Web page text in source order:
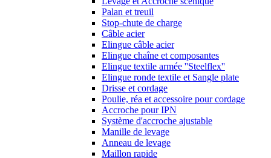
Palan et treuil
Stop-chute de charge
Câble acier
Elingue câble acier
Elingue chaîne et composantes
Elingue textile armée ''Steelflex''
Elingue ronde textile et Sangle plate
Drisse et cordage
Poulie, réa et accessoire pour cordage
Accroche pour IPN
Système d'accroche ajustable
Manille de levage
Anneau de levage
Maillon rapide